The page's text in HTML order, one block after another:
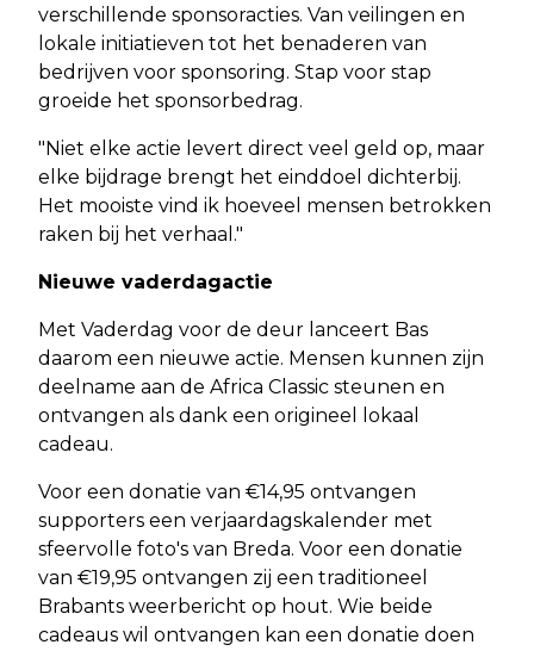
verschillende sponsoracties. Van veilingen en
lokale initiatieven tot het benaderen van
bedrijven voor sponsoring. Stap voor stap
groeide het sponsorbedrag.
"Niet elke actie levert direct veel geld op, maar
elke bijdrage brengt het einddoel dichterbij.
Het mooiste vind ik hoeveel mensen betrokken
raken bij het verhaal."
Nieuwe vaderdagactie
Met Vaderdag voor de deur lanceert Bas
daarom een nieuwe actie. Mensen kunnen zijn
deelname aan de Africa Classic steunen en
ontvangen als dank een origineel lokaal
cadeau.
Voor een donatie van €14,95 ontvangen
supporters een verjaardagskalender met
sfeervolle foto's van Breda. Voor een donatie
van €19,95 ontvangen zij een traditioneel
Brabants weerbericht op hout. Wie beide
cadeaus wil ontvangen kan een donatie doen